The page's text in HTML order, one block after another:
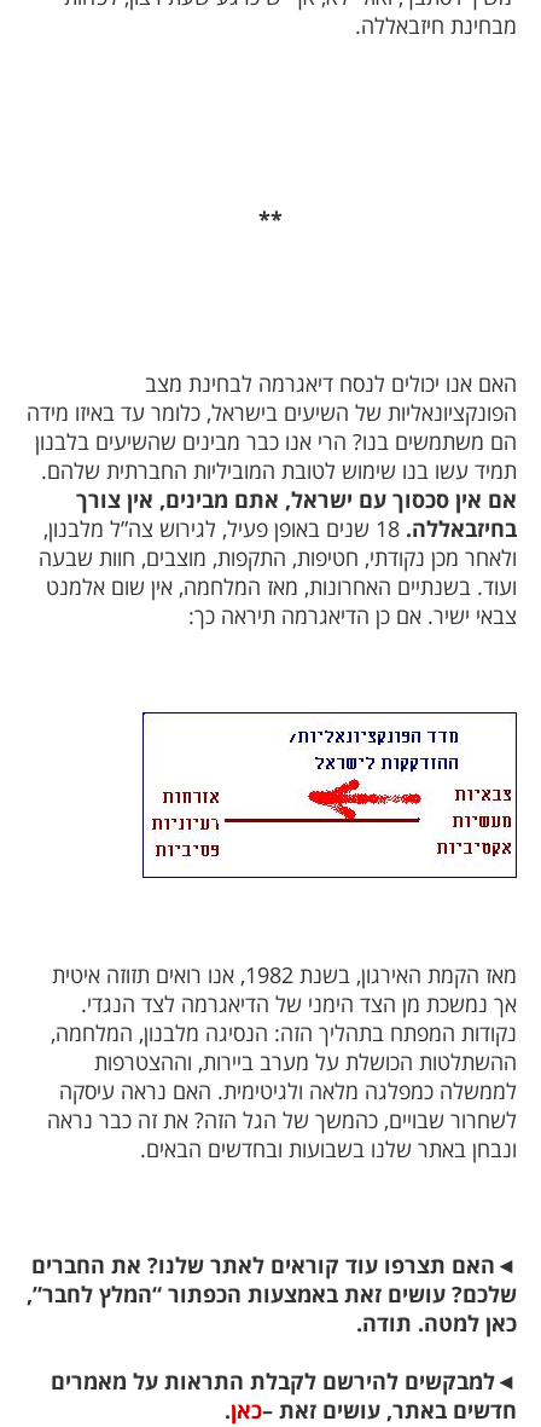
מבחינת חיזבאללה.
**
האם אנו יכולים לנסח דיאגרמה לבחינת מצב
הפונקציונאליות של השיעים בישראל, כלומר עד באיזו מידה
הם משתמשים בנו? הרי אנו כבר מבינים שהשיעים בלבנון
תמיד עשו בנו שימוש לטובת המוביליות החברתית שלהם.
אם אין סכסוך עם ישראל, אתם מבינים, אין צורך
בחיזבאללה.
18 שנים באופן פעיל, לגירוש צה”ל מלבנון,
ולאחר מכן נקודתי, חטיפות, התקפות, מוצבים, חוות שבעה
ועוד. בשנתיים האחרונות, מאז המלחמה, אין שום אלמנט
צבאי ישיר. אם כן הדיאגרמה תיראה כך:
מאז הקמת האירגון, בשנת 1982, אנו רואים תזוזה איטית
אך נמשכת מן הצד הימני של הדיאגרמה לצד הנגדי.
נקודות המפתח בתהליך הזה: הנסיגה מלבנון, המלחמה,
ההשתלטות הכושלת על מערב ביירות, וההצטרפות
לממשלה כמפלגה מלאה ולגיטימית. האם נראה עיסקה
לשחרור שבויים, כהמשך של הגל הזה? את זה כבר נראה
ונבחן באתר שלנו בשבועות ובחדשים הבאים.
◄ האם תצרפו עוד קוראים לאתר שלנו? את החברים
שלכם? עושים זאת באמצעות הכפתור “המלץ לחבר”,
כאן למטה. תודה.
◄למבקשים להירשם לקבלת התראות על מאמרים
חדשים באתר, עושים זאת –כאן.